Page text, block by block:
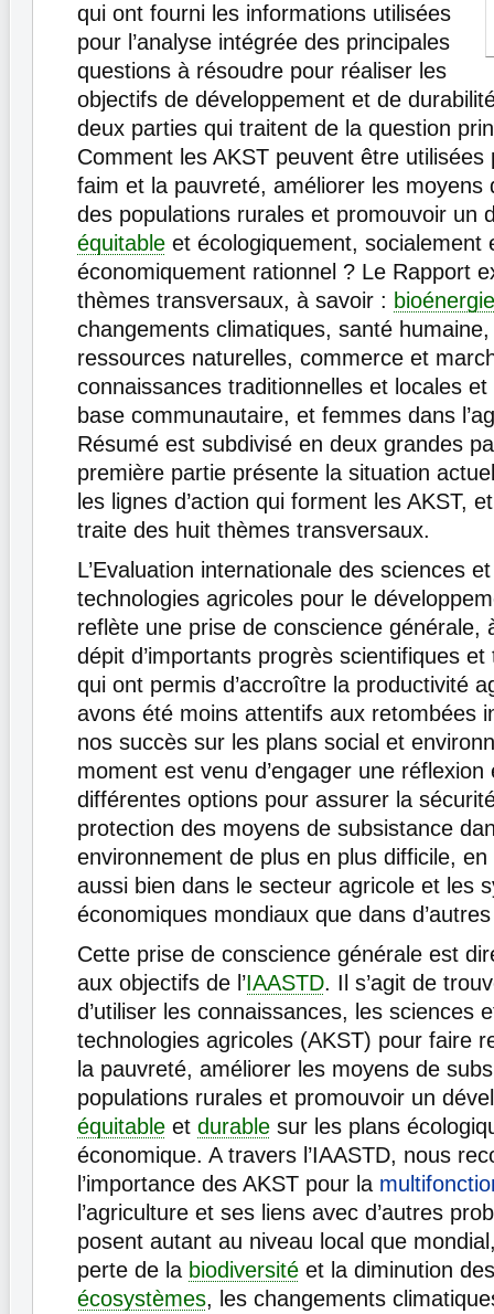
qui ont fourni les informations utilisées
pour l’analyse intégrée des principales
questions à résoudre pour réaliser les
objectifs de développement et de
deux parties qui traitent de la question
Comment les AKST peuvent être utilisées
faim et la pauvreté, améliorer les moyens
des populations rurales et promouvoir un
équitable et écologiquement, socialement
économiquement rationnel ? Le Rapport
thèmes transversaux, à savoir : bioénergie
changements climatiques, santé
ressources naturelles, commerce et
connaissances traditionnelles et locales
base communautaire, et femmes dans
Résumé est subdivisé en deux grandes
première partie présente la situation
les lignes d’action qui forment les AKST,
traite des huit thèmes transversaux.
L’Evaluation internationale des sciences
technologies agricoles pour le
reflète une prise de conscience générale,
dépit d’importants progrès scientifiques et
qui ont permis d’accroître la productivité
avons été moins attentifs aux retombées
nos succès sur les plans social et
moment est venu d’engager une réflexion
différentes options pour assurer la
protection des moyens de subsistance
environnement de plus en plus difficile,
aussi bien dans le secteur agricole et les
économiques mondiaux que dans
Cette prise de conscience générale est
aux objectifs de l’IAASTD. Il s’agit de
d’utiliser les connaissances, les sciences
technologies agricoles (AKST) pour faire
la pauvreté, améliorer les moyens de
populations rurales et promouvoir un
équitable et durable sur les plans
économique. A travers l’IAASTD, nous
l’importance des AKST pour la
l’agriculture et ses liens avec d’autres
posent autant au niveau local que
perte de la biodiversité et la diminution
écosystèmes, les changements